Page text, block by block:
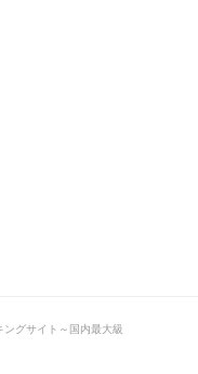
グサイト～国内最大級